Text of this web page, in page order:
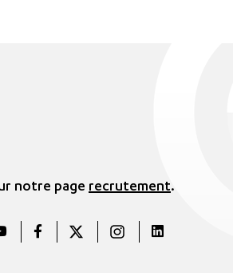
notre page recrutement.